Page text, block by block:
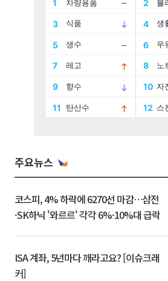
주요뉴스
코스피, 4% 하락에 6270선 마감…삼전
·SK하닉 '와르르' 각각 6%·10%대 급락
ISA 계좌, 5년마다 깨라고요? [이슈크래
커]